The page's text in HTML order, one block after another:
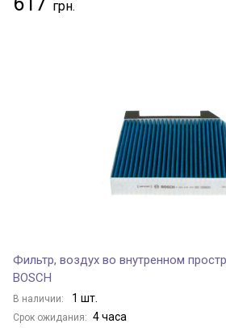
Фильтр, воздух во внутренном
BOSCH
В наличии: 1 шт.
Срок ожидания: 4 часа